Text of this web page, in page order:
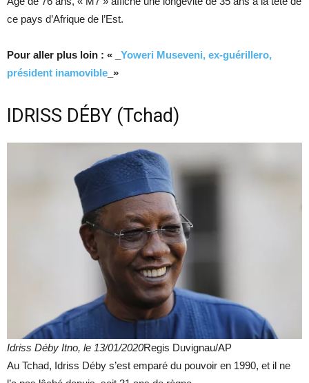
ce pays d’Afrique de l’Est.
Pour aller plus loin : « _ Yoweri Museveni, ex-guérillero,
président inamovible _»
IDRISS DÉBY (Tchad)
Idriss Déby Itno, le 13/01/2020Regis Duvignau/AP
Au Tchad, Idriss Déby s’est emparé du pouvoir en 1990, et il ne